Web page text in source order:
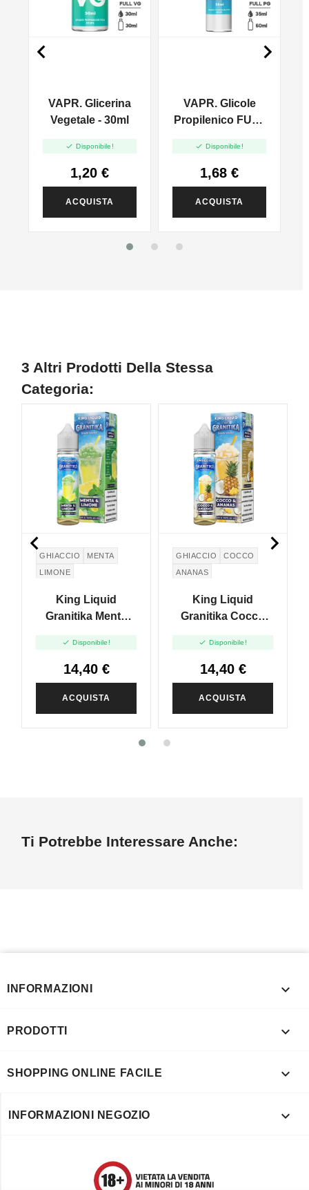
VAPR. Glicerina
Vegetale - 30ml
 Disponibile!
1,20 €
ACQUISTA
VAPR. Glicole
Propilenico FULL
 Disponibile!
1,68 €
ACQUISTA
 
3 Altri Prodotti Della Stessa
Categoria:
GHIACCIO
MENTA
LIMONE
King Liquid
Granitika Menta
Vape - 20ml
 Disponibile!
14,40 €
ACQUISTA
GHIACCIO
COCCO
ANANAS
King Liquid
Granitika Cocco
Vape - 20ml
 Disponibile!
14,40 €
ACQUISTA
 
Ti Potrebbe Interessare Anche:
INFORMAZIONI 
PRODOTTI 
SHOPPING ONLINE FACILE 
INFORMAZIONI NEGOZIO 